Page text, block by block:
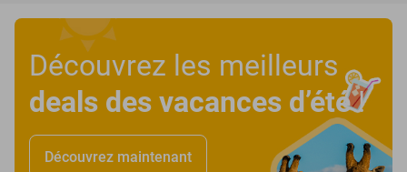
Découvrez les meilleurs
deals des vacances d’été!
Découvrez maintenant